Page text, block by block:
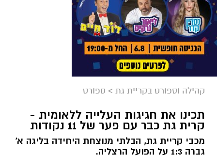
קהילה וספורט בקריית גת > ספורט
תכינו את חגיגות העלייה ללאומית -
קרית גת כבר עם פער של 11 נקודות
מכבי קריית גת, הבלתי מנוצחת היחידה בליגה א'
גברה 1:3 על הפועל הרצליה.